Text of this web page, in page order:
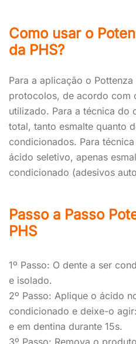
Como usar o
da PHS?
Para a aplicação o
protocolos, de acordo com
utilizado. Para a técnica do
total, tanto esmalte quanto
condicionados. Para
ácido seletivo, apenas
condicionado (adesivos
Passo a Passo
PHS
1º Passo: O dente a ser
e isolado.
2º Passo: Aplique o ácido
condicionado e deixe-o
e em dentina durante 15s.
3º Passo: Remova o